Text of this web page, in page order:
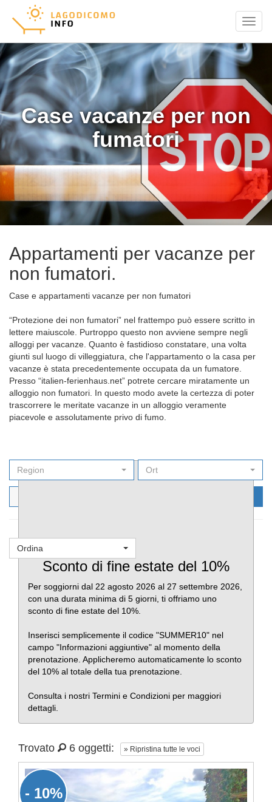
Menu
Case vacanze per non
fumatori
Appartamenti per vacanze per
non fumatori.
Case e appartamenti vacanze per non fumatori
“Protezione dei non fumatori” nel frattempo può essere scritto in
lettere maiuscole. Purtroppo questo non avviene sempre negli
alloggi per vacanze. Quanto è fastidioso constatare, una volta
giunti sul luogo di villeggiatura, che l'appartamento o la casa per
vacanze è stata precedentemente occupata da un fumatore.
Presso “italien-ferienhaus.net” potrete cercare miratamente un
alloggio non fumatori. In questo modo avete la certezza di poter
trascorrere le meritate vacanze in un alloggio veramente
piacevole e assolutamente privo di fumo.
Region Ort
Ordina
Sconto di fine estate del 10%
Per soggiorni dal 22 agosto 2026 al 27 settembre 2026,
con una durata minima di 5 giorni, ti offriamo uno
sconto di fine estate del 10%.
Inserisci semplicemente il codice "SUMMER10" nel
campo "Informazioni aggiuntive" al momento della
prenotazione. Applicheremo automaticamente lo sconto
del 10% al totale della tua prenotazione.
Consulta i nostri Termini e Condizioni per maggiori
dettagli.
Trovato 6 oggetti: » Ripristina tutte le voci
- 10%